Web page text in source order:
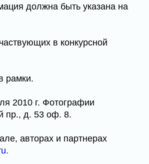
должна быть указана на
в конкурсной
рамки.
2010 г. Фотографии
пр., д. 53 оф. 8.
авторах и партнерах